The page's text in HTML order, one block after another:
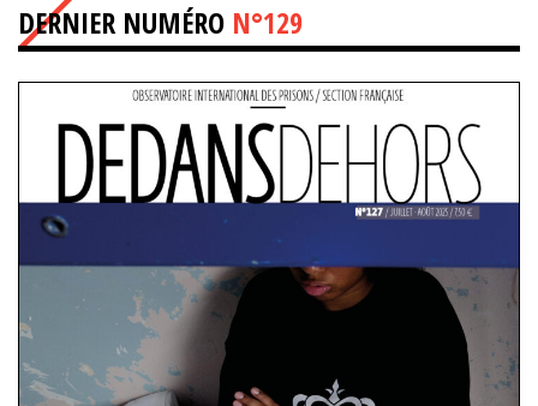
DERNIER NUMÉRO N°129